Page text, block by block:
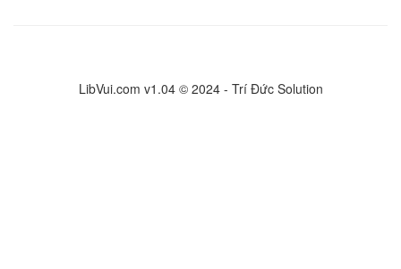
LibVui.com v1.04 © 2024 - Trí Đức Solution